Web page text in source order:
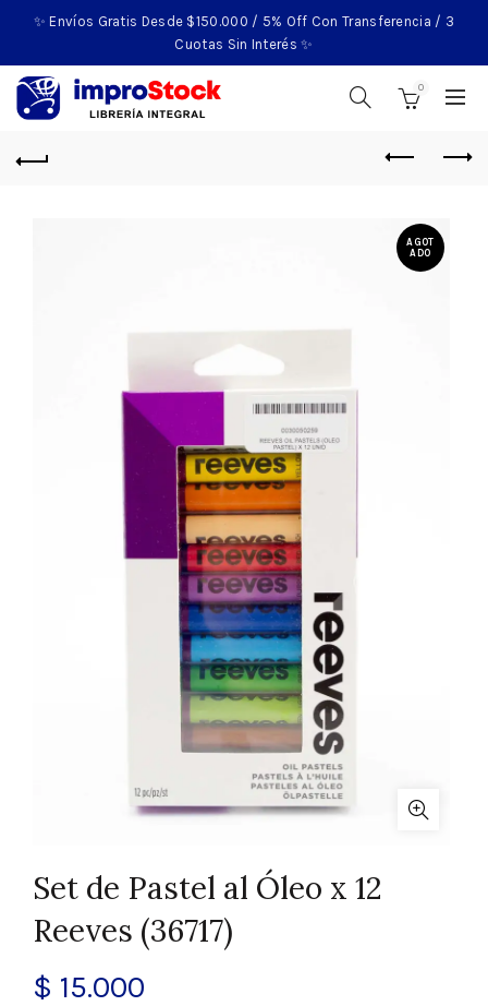
✨ Envíos Gratis Desde $150.000 / 5% Off Con Transferencia / 3
Cuotas Sin Interés ✨
0
AGOT
ADO
Set de Pastel al Óleo x 12
Reeves (36717)
$ 15.000